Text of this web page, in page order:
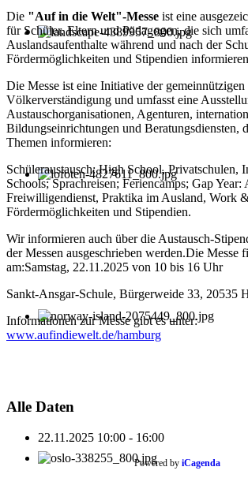
Die "Auf in die Welt"-Messe ist eine
für Schüler, Eltern und Pädagogen, die sich
Auslandsaufenthalte während und nach der
Fördermöglichkeiten und Stipendien
Die Messe ist eine Initiative der
Völkerverständigung und umfasst eine
Austauschorganisationen, Agenturen,
Bildungseinrichtungen und Beratungsdiensten,
Themen informieren:
Schüleraustausch: High School, Privatschulen,
Schools; Sprachreisen; Feriencamps; Gap Year:
Freiwilligendienst, Praktika im Ausland, Work
Fördermöglichkeiten und Stipendien.
Wir informieren auch über die Austausch-
der Messen ausgeschrieben werden.Die Messe
am:Samstag, 22.11.2025 von 10 bis 16 Uhr
Sankt-Ansgar-Schule, Bürgerweide 33, 20535
Informationen zur Messe gibt es unter:
www.aufindiewelt.de/hamburg
Alle Daten
22.11.2025 10:00 - 16:00
Powered by iCagenda